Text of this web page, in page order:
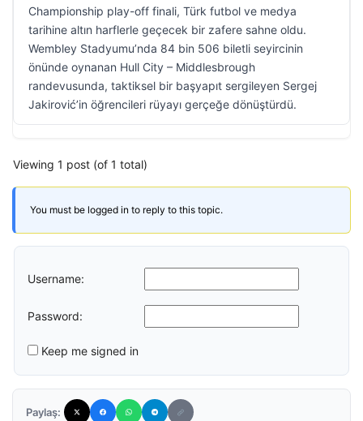
Championship play-off finali, Türk futbol ve medya
tarihine altın harflerle geçecek bir zafere sahne oldu.
Wembley Stadyumu’nda 84 bin 506 biletli seyircinin
önünde oynanan Hull City – Middlesbrough
randevusunda, taktiksel bir başyapıt sergileyen Sergej
Jakirović’in öğrencileri rüyayı gerçeğe dönüştürdü.
Viewing 1 post (of 1 total)
You must be logged in to reply to this topic.
Username:
Password:
Keep me signed in
Paylaş: